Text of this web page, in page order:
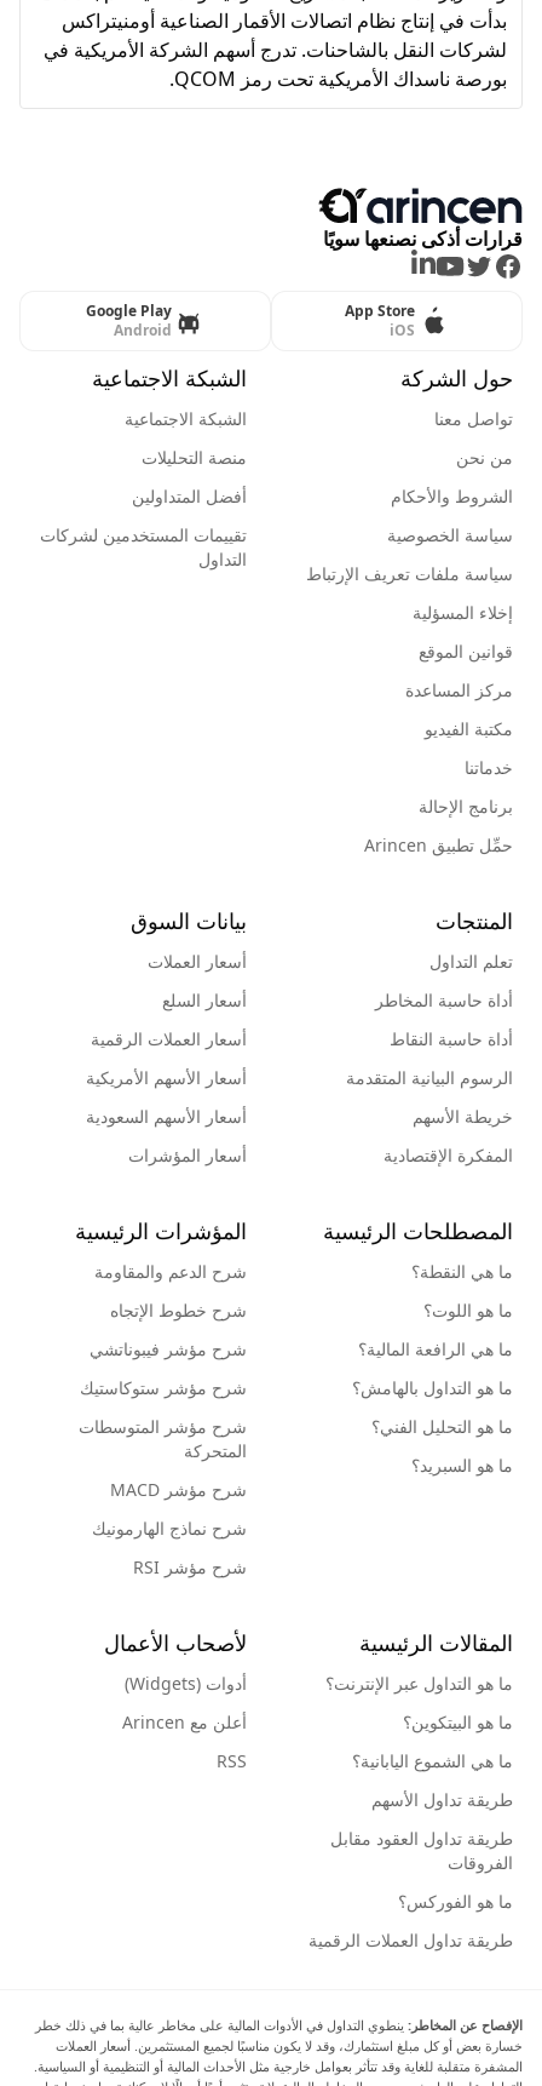
بدأت في إنتاج نظام اتصالات الأقمار الصناعية أومنيتراكس
لشركات النقل بالشاحنات. تدرج أسهم الشركة الأمريكية في
بورصة ناسداك الأمريكية تحت رمز QCOM.
قرارات أذكى نصنعها سويًا
Facebook
Twitter
Youtube
LinkedIn
App Store
iOS
Google Play
Android
حول الشركة
تواصل معنا
من نحن
الشروط والأحكام
سياسة الخصوصية
سياسة ملفات تعريف الإرتباط
إخلاء المسؤلية
قوانين الموقع
مركز المساعدة
مكتبة الفيديو
خدماتنا
برنامج الإحالة
حمِّل تطبيق Arincen
الشبكة الاجتماعية
الشبكة الاجتماعية
منصة التحليلات
أفضل المتداولين
تقييمات المستخدمين لشركات
التداول
المنتجات
تعلم التداول
أداة حاسبة المخاطر
أداة حاسبة النقاط
الرسوم البيانية المتقدمة
خريطة الأسهم
المفكرة الإقتصادية
بيانات السوق
أسعار العملات
أسعار السلع
أسعار العملات الرقمية
أسعار الأسهم الأمريكية
أسعار الأسهم السعودية
أسعار المؤشرات
المصطلحات الرئيسية
ما هي النقطة؟
ما هو اللوت؟
ما هي الرافعة المالية؟
ما هو التداول بالهامش؟
ما هو التحليل الفني؟
ما هو السبريد؟
المؤشرات الرئيسية
شرح الدعم والمقاومة
شرح خطوط الإتجاه
شرح مؤشر فيبوناتشي
شرح مؤشر ستوكاستيك
شرح مؤشر المتوسطات
المتحركة
شرح مؤشر MACD
شرح نماذج الهارمونيك
شرح مؤشر RSI
المقالات الرئيسية
ما هو التداول عبر الإنترنت؟
ما هو البيتكوين؟
ما هي الشموع اليابانية؟
طريقة تداول الأسهم
طريقة تداول العقود مقابل
الفروقات
ما هو الفوركس؟
طريقة تداول العملات الرقمية
لأصحاب الأعمال
أدوات (Widgets)
أعلن مع Arincen
RSS
الإفصاح عن المخاطر: ينطوي التداول في الأدوات المالية على مخاطر عالية بما في ذلك خطر
خسارة بعض أو كل مبلغ استثمارك، وقد لا يكون مناسبًا لجميع المستثمرين. أسعار العملات
المشفرة متقلبة للغاية وقد تتأثر بعوامل خارجية مثل الأحداث المالية أو التنظيمية أو السياسية.